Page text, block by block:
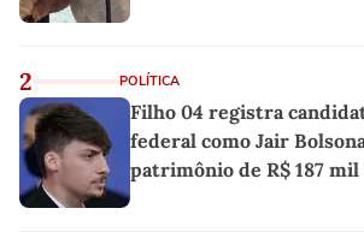
2 POLÍTICA
Filho 04 registra
federal como Jair
patrimônio de R$ 187 mil